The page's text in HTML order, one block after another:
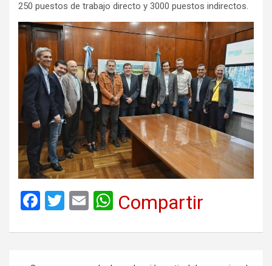
250 puestos de trabajo directo y 3000 puestos indirectos.
F
ce
T
tt
E
ail
W
at
Compartir